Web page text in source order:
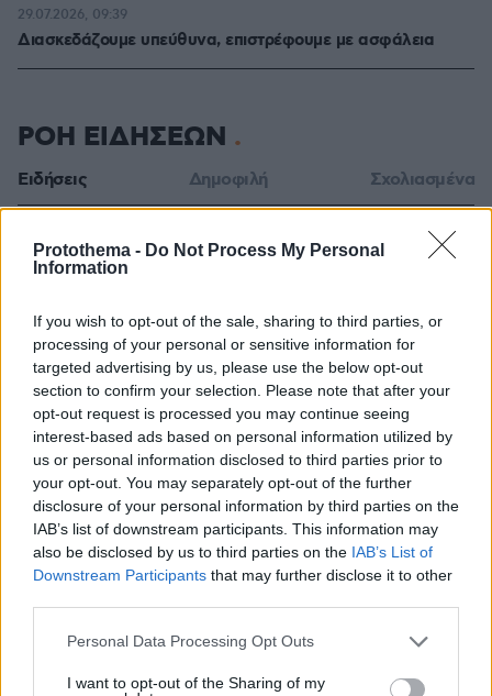
Protothema - Do Not Process My Personal
Information
If you wish to opt-out of the sale, sharing to third parties, or
processing of your personal or sensitive information for
targeted advertising by us, please use the below opt-out
section to confirm your selection. Please note that after your
opt-out request is processed you may continue seeing
interest-based ads based on personal information utilized by
us or personal information disclosed to third parties prior to
your opt-out. You may separately opt-out of the further
disclosure of your personal information by third parties on the
IAB’s list of downstream participants. This information may
also be disclosed by us to third parties on the IAB’s List of
Downstream Participants that may further disclose it to other
Please note that this website/app uses one or more Google
not limited to your visit or usage behaviour. You may click to
Personal Data Processing Opt Outs
I want to opt-out of the Sharing of my
Διασκεδάζουμε υπεύθυνα, επιστρέφουμε με ασφάλεια
29.07.2026, 09:39
ΡΟΗ ΕΙΔΗΣΕΩΝ
Ειδήσεις Δημοφιλή Σχολιασμένα
Εσείς τι βάζετε στο συρτάρι κάτω από τον φούρνο; -
Γιατί το χρησιμοποιούμε όλοι λάθος
Αρέσει στις γάτες το παιχνίδι “Φέρτο” όσο και στους
σκύλους; Η απάντηση θα σας εκπλήξει
Τουλάχιστον 25 τραυματίες, οι επτά σοβαρά, από
σύγκρουση δύο τραμ στο Γκελζενκίρχεν της Γερμανίας,
βίντεο
πριν 7 λεπτά
Μυστηριώδεις θάνατοι ταράνδων στο αρχιπέλαγος
Σβάλμπαρντ στη Νορβηγία
πριν 10 λεπτά
Σούπερ Καπ: Ο Παπαπέτρου διαιτητής του τελικού της
ΑΕΚ με τον ΟΦΗ
πριν 12 λεπτά
πριν 17 λεπτά